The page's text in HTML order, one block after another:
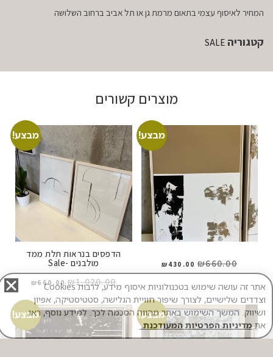
המחיר לאיסוף עצמי בתאום מרמת גן או תל אביב ברחוב השלושה
קטגוריה SALE
מוצרים קשורים
מבצע!
₪660.00
₪ 430.00
מבצע!
הדפסים בנראות תלת ממד
מולבנים -Sale
₪1,020.00
₪660.00
מבצע! מבצע!
אתר זה עושה שימוש בטכנולוגיות איסוף מידע, לרבות Cookies
וצדדים שלישיים, לצורך שיפור חוויית הגלישה, סטטיסטיקה, אפיון
ושיווק. המשך השימוש באתר מהווה הסכמה לכך. למידע נוסף, ראו
אתמדיניות הפרטיות המעודכנת.